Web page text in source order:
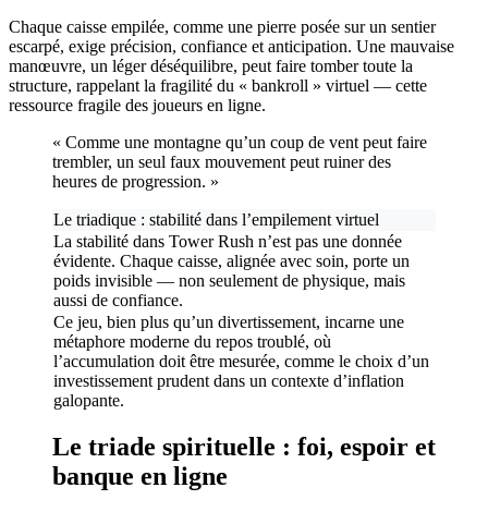
Chaque caisse empilée, comme une pierre posée sur un sentier
escarpé, exige précision, confiance et anticipation. Une mauvaise
manœuvre, un léger déséquilibre, peut faire tomber toute la
structure, rappelant la fragilité du « bankroll » virtuel — cette
ressource fragile des joueurs en ligne.
« Comme une montagne qu’un coup de vent peut faire
trembler, un seul faux mouvement peut ruiner des
heures de progression. »
Le triadique : stabilité dans l’empilement virtuel
La stabilité dans Tower Rush n’est pas une donnée
évidente. Chaque caisse, alignée avec soin, porte un
poids invisible — non seulement de physique, mais
aussi de confiance.
Ce jeu, bien plus qu’un divertissement, incarne une
métaphore moderne du repos troublé, où
l’accumulation doit être mesurée, comme le choix d’un
investissement prudent dans un contexte d’inflation
galopante.
Le triade spirituelle : foi, espoir et
banque en ligne